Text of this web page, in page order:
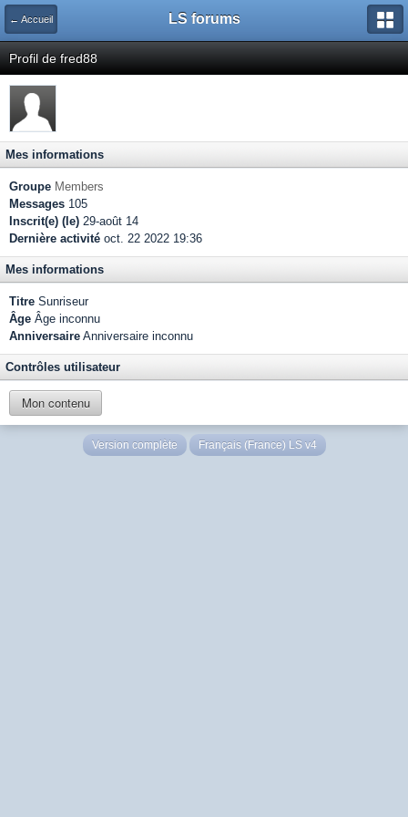
← Accueil LS forums
Profil de fred88
Mes informations
Groupe Members
Messages 105
Inscrit(e) (le) 29-août 14
Dernière activité oct. 22 2022 19:36
Mes informations
Titre Sunriseur
Âge Âge inconnu
Anniversaire Anniversaire inconnu
Contrôles utilisateur
Mon contenu
Version complète Français (France) LS v4